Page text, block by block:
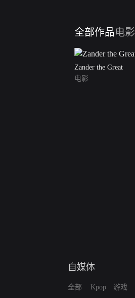
全部作品电影
Zander the Great
电影
自媒体
全部 Kpop 游戏